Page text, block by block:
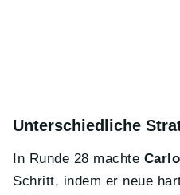
Unterschiedliche
In Runde 28 machte
Schritt, indem er neue